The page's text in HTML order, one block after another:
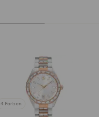
4 Farben